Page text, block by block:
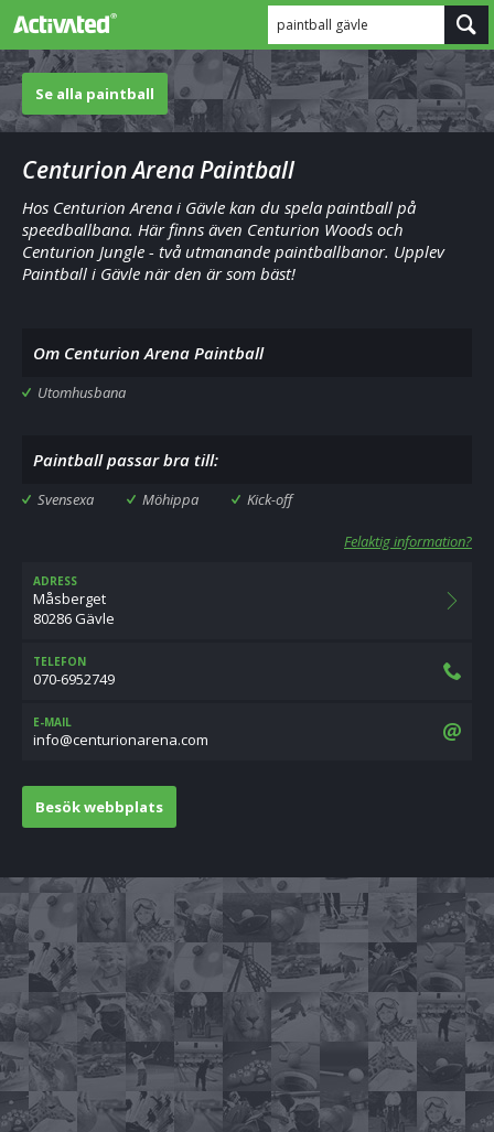
paintball gävle
Se alla paintball
Centurion Arena Paintball
Hos Centurion Arena i Gävle kan du spela paintball på
speedballbana. Här finns även Centurion Woods och
Centurion Jungle - två utmanande paintballbanor. Upplev
Paintball i Gävle när den är som bäst!
Om Centurion Arena Paintball
Utomhusbana
Paintball passar bra till:
Svensexa Möhippa Kick-off
Felaktig information?
ADRESS
Måsberget
80286 Gävle
TELEFON
070-6952749
E-MAIL
moc.aneranoirutnec@ofni
Besök webbplats